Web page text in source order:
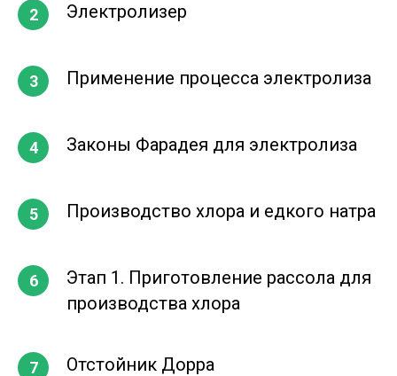
Электролизер
Применение процесса электролиза
Законы Фарадея для электролиза
Производство хлора и едкого натра
Этап 1. Приготовление рассола для
производства хлора
Отстойник Дорра